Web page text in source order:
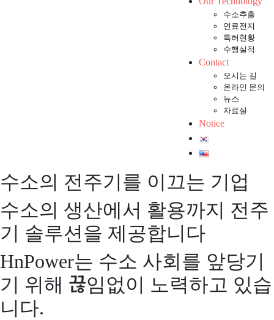
수소추출
연료전지
특허현황
수행실적
Contact
오시는 길
온라인 문의
뉴스
자료실
Notice
수소의 전주기를 이끄는 기업
수소의 생산에서 활용까지 전주
기 솔루션을 제공합니다
HnPower는 수소 사회를 앞당기
기 위해 끊임없이 노력하고 있습
니다.